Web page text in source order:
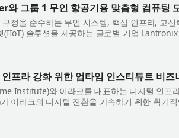
그룹 1 무인 항공기용 맞춤형 컴퓨팅
정을 준수하는 무인 시스템, 핵심 인프라, 고
(IIoT) 솔루션을 제공하는 글로벌 기업
상의 실...
프라 강화 위한 업타임 인스티튜트 비즈
Institute)와 이라크를 대표하는 디지털 인프
이라크의 디지털 전환을 가속하기 위한 획기
준 분야의 ...